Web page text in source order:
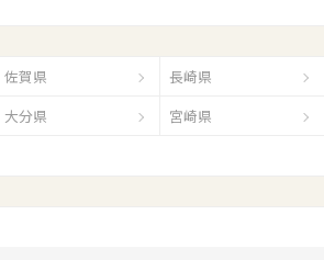
佐賀県
長崎県
大分県
宮崎県